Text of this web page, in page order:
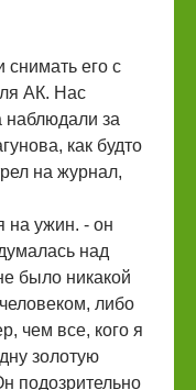
снимать его с
АК. Нас
наблюдали за
как будто
на журнал,
на ужин. - он
над
было никакой
либо
чем все, кого я
золотую
подозрительно